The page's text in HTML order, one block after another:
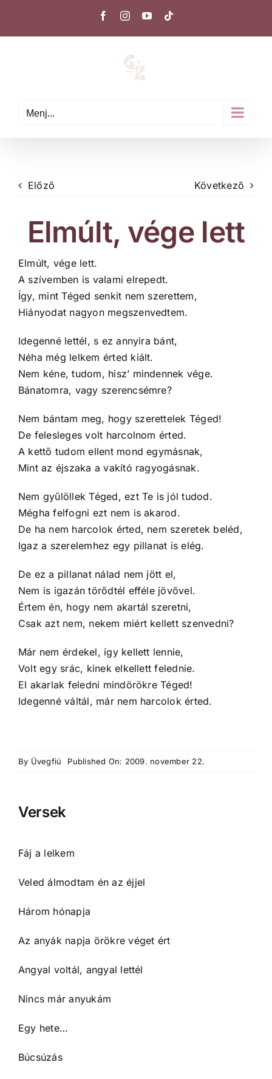
FacebookInstagramYouTube
Menj...
Előző Következő
Elmúlt, vége lett
Elmúlt, vége lett.
A szívemben is valami elrepedt.
Így, mint Téged senkit nem szerettem,
Hiányodat nagyon megszenvedtem.
Idegenné lettél, s ez annyira bánt,
Néha még lelkem érted kiált.
Nem kéne, tudom, hisz’ mindennek vége.
Bánatomra, vagy szerencsémre?
Nem bántam meg, hogy szerettelek Téged!
De felesleges volt harcolnom érted.
A kettő tudom ellent mond egymásnak,
Mint az éjszaka a vakító ragyogásnak.
Nem gyűlöllek Téged, ezt Te is jól tudod.
Mégha felfogni ezt nem is akarod.
De ha nem harcolok érted, nem szeretek beléd,
Igaz a szerelemhez egy pillanat is elég.
De ez a pillanat nálad nem jött el,
Nem is igazán törődtél efféle jövővel.
Értem én, hogy nem akartál szeretni,
Csak azt nem, nekem miért kellett szenvedni?
Már nem érdekel, így kellett lennie,
Volt egy srác, kinek elkellett felednie.
El akarlak feledni mindörökre Téged!
Idegenné váltál, már nem harcolok érted.
By Üvegfiú Published On: 2009. november 22.
Versek
Fáj a lelkem
Veled álmodtam én az éjjel
Három hónapja
Az anyák napja örökre véget ért
Angyal voltál, angyal lettél
Nincs már anyukám
Egy hete…
Búcsúzás